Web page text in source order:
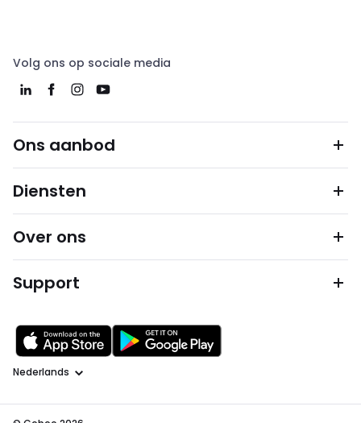
Volg ons op sociale media
Ons aanbod
Diensten
Over ons
Support
Taal